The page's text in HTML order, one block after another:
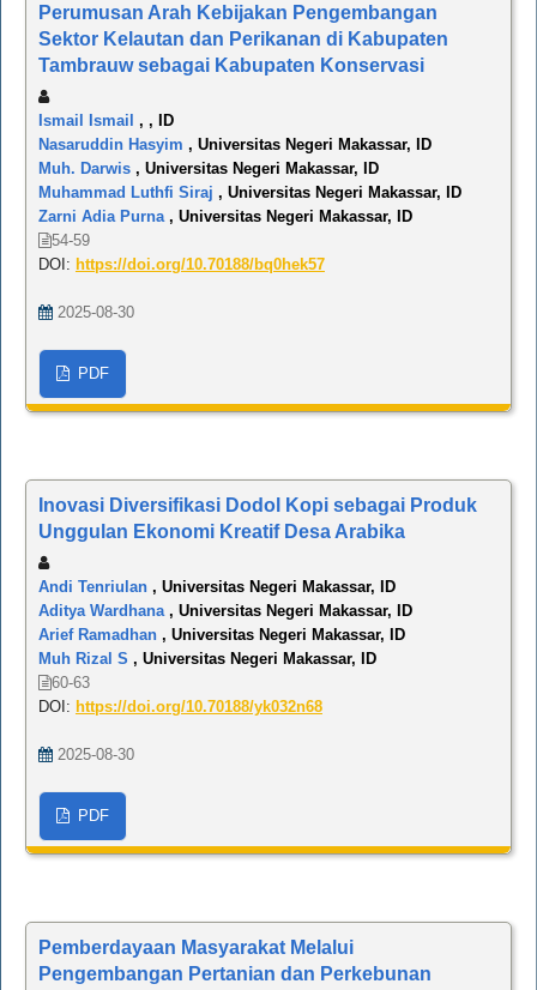
Perumusan Arah Kebijakan Pengembangan
Sektor Kelautan dan Perikanan di Kabupaten
Tambrauw sebagai Kabupaten Konservasi
Ismail Ismail , , ID
Nasaruddin Hasyim , Universitas Negeri Makassar, ID
Muh. Darwis , Universitas Negeri Makassar, ID
Muhammad Luthfi Siraj , Universitas Negeri Makassar, ID
Zarni Adia Purna , Universitas Negeri Makassar, ID
54-59
DOI: https://doi.org/10.70188/bq0hek57
2025-08-30
PDF
Inovasi Diversifikasi Dodol Kopi sebagai Produk
Unggulan Ekonomi Kreatif Desa Arabika
Andi Tenriulan , Universitas Negeri Makassar, ID
Aditya Wardhana , Universitas Negeri Makassar, ID
Arief Ramadhan , Universitas Negeri Makassar, ID
Muh Rizal S , Universitas Negeri Makassar, ID
60-63
DOI: https://doi.org/10.70188/yk032n68
2025-08-30
PDF
Pemberdayaan Masyarakat Melalui
Pengembangan Pertanian dan Perkebunan